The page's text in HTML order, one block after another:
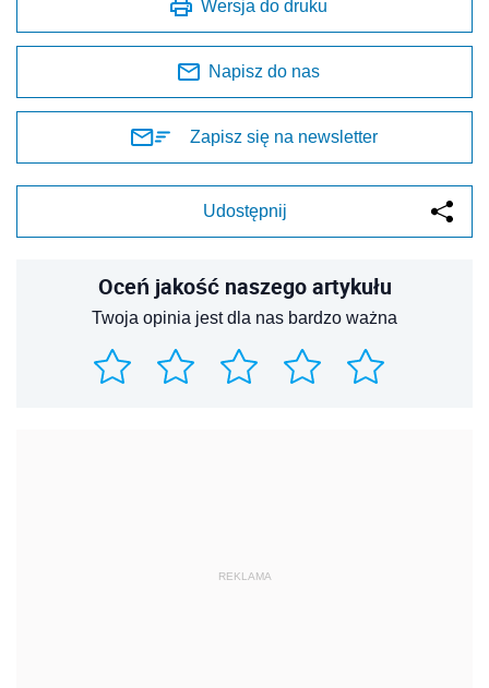
Wersja do druku
Napisz do nas
Zapisz się na newsletter
Udostępnij
Oceń jakość naszego artykułu
Twoja opinia jest dla nas bardzo ważna
REKLAMA